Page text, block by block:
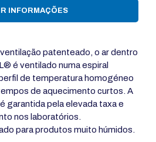
INFORMAÇÕES
patenteado, o ar dentro
é ventilado numa espiral
de temperatura homogéneo
de aquecimento curtos. A
garantida pela elevada taxa e
nos laboratórios.
para produtos muito húmidos.